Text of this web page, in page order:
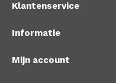
Klantenservice
Informatie
Mijn account